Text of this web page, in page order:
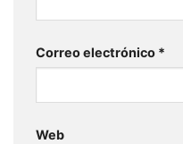
Correo electrónico *
Web